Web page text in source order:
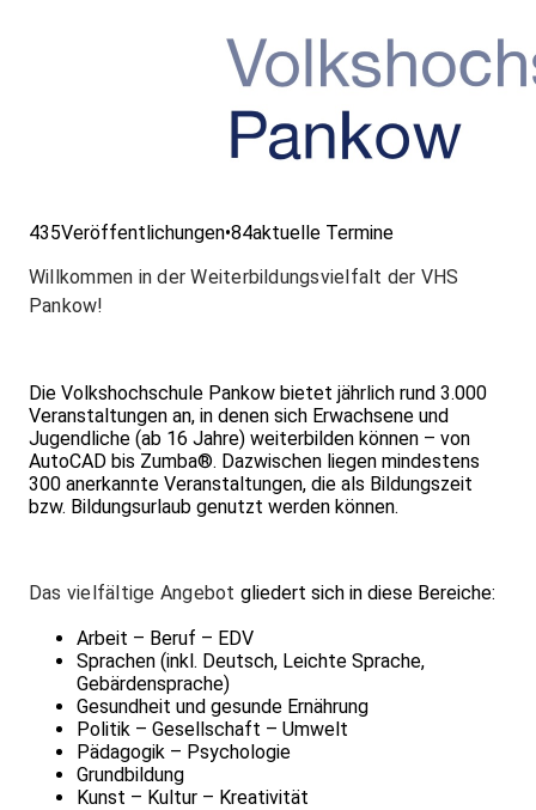
435Veröffentlichungen•84aktuelle Termine
Willkommen in der Weiterbildungsvielfalt der VHS
Pankow!
Die Volkshochschule Pankow bietet jährlich rund 3.000
Veranstaltungen an, in denen sich Erwachsene und
Jugendliche (ab 16 Jahre) weiterbilden können – von
AutoCAD bis Zumba®. Dazwischen liegen mindestens
300 anerkannte Veranstaltungen, die als Bildungszeit
bzw. Bildungsurlaub genutzt werden können.
Das vielfältige Angebot gliedert sich in diese Bereiche:
Arbeit – Beruf – EDV
Sprachen (inkl. Deutsch, Leichte Sprache,
Gebärdensprache)
Gesundheit und gesunde Ernährung
Politik – Gesellschaft – Umwelt
Pädagogik – Psychologie
Grundbildung
Kunst – Kultur – Kreativität